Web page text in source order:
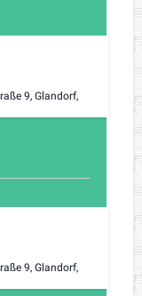
,
a
v
g
9, Glandorf,
9, Glandorf,